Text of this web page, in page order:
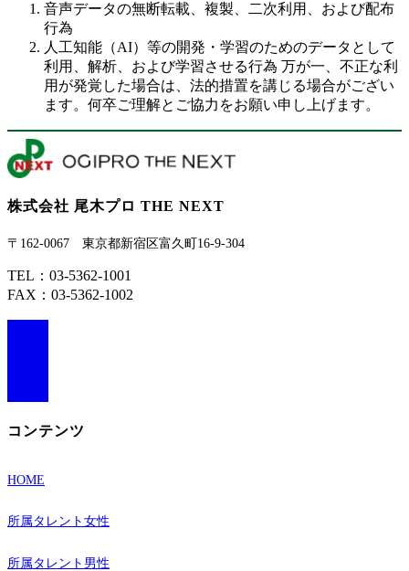
音声データの無断転載、複製、二次利用、および配布
行為
人工知能（AI）等の開発・学習のためのデータとして
利用、解析、および学習させる行為 万が一、不正な利
用が発覚した場合は、法的措置を講じる場合がござい
ます。何卒ご理解とご協力をお願い申し上げます。
株式会社 尾木プロ THE NEXT
〒162-0067 東京都新宿区富久町16-9-304
TEL：03-5362-1001
FAX：03-5362-1002
リ
ン
コ
ン
ク
コンテンツ
HOME
所属タレント女性
所属タレント男性